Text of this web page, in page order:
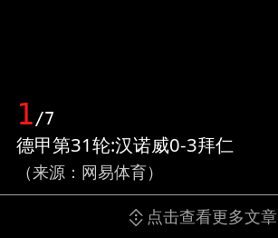
1/7
德甲第31轮:汉诺威0-3拜仁
（来源：网易体育）
点击查看更多文章